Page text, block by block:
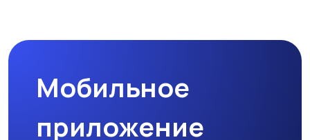
Мобильное
приложение